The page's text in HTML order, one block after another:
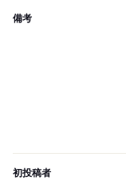
備考
初投稿者